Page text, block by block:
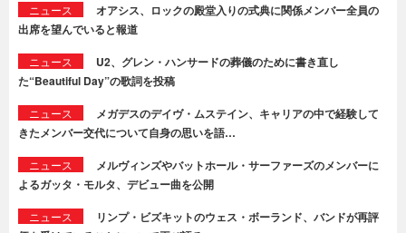
ニュース
オアシス、ロックの殿堂入りの式典に関係メンバー全員の
出席を望んでいると報道
ニュース
U2、グレン・ハンサードの葬儀のために書き直し
た“Beautiful Day”の歌詞を投稿
ニュース
メガデスのデイヴ・ムステイン、キャリアの中で経験して
きたメンバー交代について自身の思いを語…
ニュース
メルヴィンズやバットホール・サーファーズのメンバーに
よるガッタ・モルタ、デビュー曲を公開
ニュース
リンプ・ビズキットのウェス・ボーランド、バンドが再評